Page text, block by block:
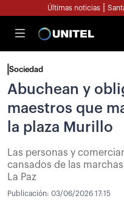
Últimas noticias
Sociedad
Abuchean y
maestros que
la plaza Murillo
Las personas y
cansados de las
La Paz
Publicación: 03/06/2026 17:15